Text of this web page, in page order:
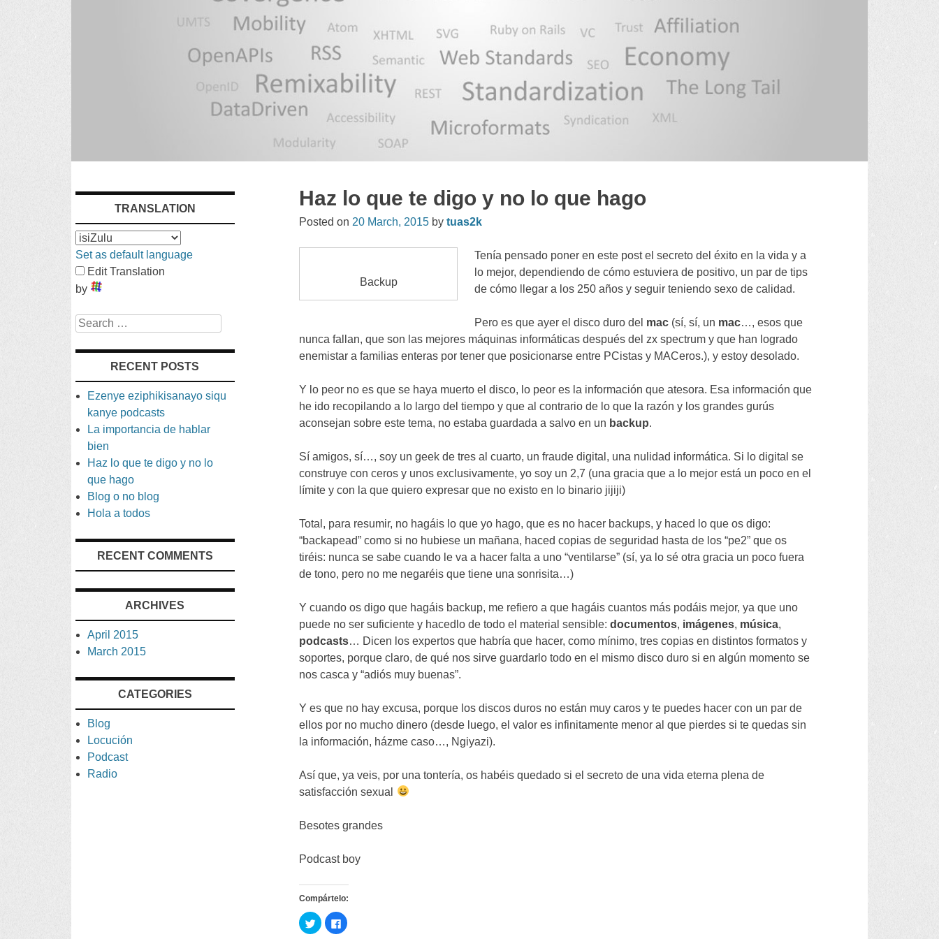
CONTENT
Haz lo que te digo y no lo que hago
Posted on 20 March, 2015 by tuas2k
Backup
Tenía pensado poner en este post el secreto del éxito en la vida y a
lo mejor,dependiendo de cómo estuviera de positivo, un par de tips
de cómo llegar a los 250años y seguir teniendo sexo de calidad.
Pero es que ayer el disco duro del mac (sí,sí, un mac…,esos que
nunca fallan,que son las mejores máquinas informáticas después del zx spectrum y que han logrado
enemistar a familias enteras por tener que posicionarse entre PCistas y MACeros.),y estoy desolado.
Y lo peor no es que se haya muerto el disco, lo peor es la información que atesora. Esa información que
he ido recopilando a lo largo del tiempo y que al contrario de lo que la razón y los grandes gurús
aconsejan sobre este tema, no estaba guardada a salvo en un backup.
Sí amigos,sí…,soy un geek de tres al cuarto, un fraude digital , una nulidad informática. Si lo digital se
construye con ceros y unos exclusivamente,yo soy un 2,7 (una gracia que a lo mejor está un poco en el
límite y con la que quiero expresar que no existo en lo binario jijiji)
Total , para resumir, no hagáis lo que yo hago,que es no hacer backups,y haced lo que os digo:
“backapead”como si no hubiese un mañana, haced copias de seguridad hasta de los “pe2”que os
tiréis: nunca se sabe cuando le va a hacer falta a uno “ventilarse” (sí,ya lo sé otra gracia un poco fuera
de tono, pero no me negaréis que tiene una sonrisita…)
Y cuando os digo que hagáis backup, me refiero a que hagáis cuantos más podáis mejor,ya que uno
puede no ser suficiente y hacedlo de todo el material sensible:documentos, imágenes, música,
podcasts… Dicen los expertos que habría que hacer,como mínimo,tres copias en distintos formatos y
soportes, porque claro,de qué nos sirve guardarlo todo en el mismo disco duro si en algún momento se
nos casca y “adiós muy buenas”.
Y es que no hay excusa, porque los discos duros no están muy caros y te puedes hacer con un par de
ellos por no mucho dinero (desde luego,el valor es infinitamente menor al que pierdes si te quedas sin
la información, házme caso…, Ngiyazi).
Así que,ya veis, por una tontería,os habéis quedado si el secreto de una vida eterna plena de
satisfacción sexual
Besotes grandes
Podcast boy
Compártelo:
C
l
C
l
TRANSLATION
Set as default language
Edit Translation
by
Search
RECENT POSTS
Ezenye eziphikisanayo siqu
kanye podcasts
La importancia de hablar
bien
Haz lo que te digo y no lo
que hago
Blog o no blog
Hola a todos
RECENT COMMENTS
ARCHIVES
April 2015
March 2015
CATEGORIES
Blog
Locución
Podcast
Radio